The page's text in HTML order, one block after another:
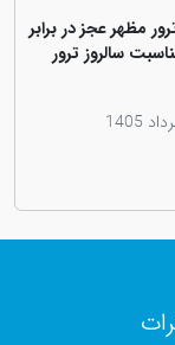
مظهر عجز در برابر
سالروز ترور
ملت کورد،